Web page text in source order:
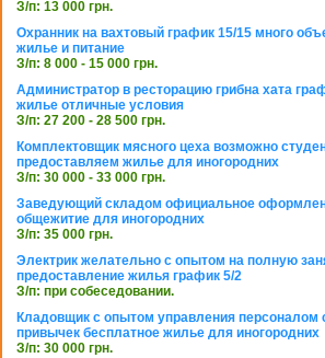
З/п: 13 000 грн.
Охранник на вахтовый график 15/15 много
жилье и питание
З/п: 8 000 - 15 000 грн.
Администратор в ресторацию грибна хата
жилье отличные условия
З/п: 27 200 - 28 500 грн.
Комплектовщик мясного цеха возможно
предоставляем жилье для иногородних
З/п: 30 000 - 33 000 грн.
Заведующий складом официальное
общежитие для иногородних
З/п: 35 000 грн.
Электрик желательно с опытом на полную
предоставление жилья график 5/2
З/п: при собеседовании.
Кладовщик с опытом управления персоналом
привычек бесплатное жилье для иногородних
З/п: 30 000 грн.